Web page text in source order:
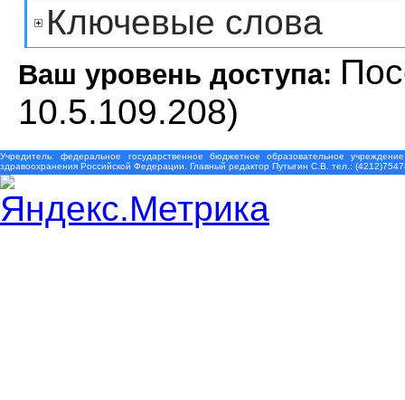
Ключевые слова
Ваш уровень доступа:
10.5.109.208)
Учредитель: федеральное государственное бюджетное образовательное
здравоохранения Российской Федерации. Главный редактор Путыгин С.В. тел.: